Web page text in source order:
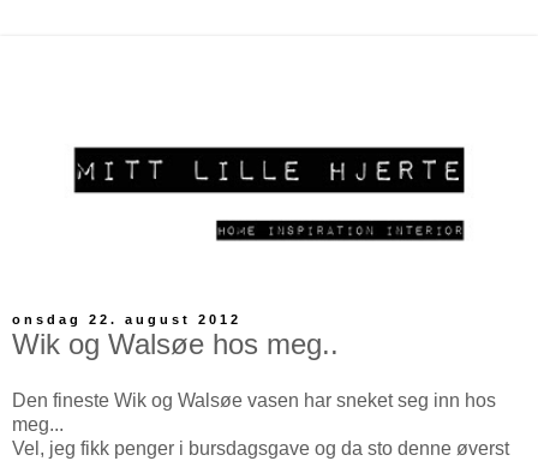
onsdag 22. august 2012
Wik og Walsøe hos meg..
Den fineste Wik og Walsøe vasen har sneket seg inn hos
meg...
Vel, jeg fikk penger i bursdagsgave og da sto denne øverst